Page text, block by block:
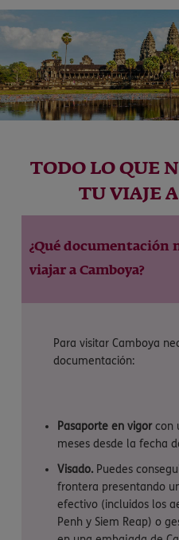
TODO LO QUE
TU VIAJE
¿Qué documentación
viajar a Camboya?
Para visitar Camboya
documentación:
Pasaporte en vigorcon
meses desde la fecha
Visado. Puedes
frontera presentando
efectivo (incluidos los
Penh y Siem Reap) o